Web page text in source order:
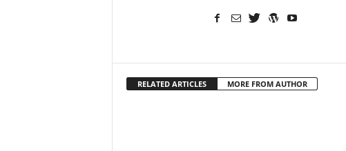
RELATED ARTICLES MORE FROM AUTHOR